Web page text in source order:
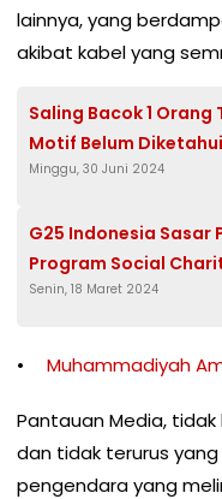
lainnya, yang
akibat kabel yang
Saling Bacok 1
Motif Belum Diketahui
Minggu, 30 Juni 2024
G25 Indonesia Sasar
Program Social
Senin, 18 Maret 2024
Muhammadiyah
Pantauan Media,
dan tidak terurus
pengendara yang